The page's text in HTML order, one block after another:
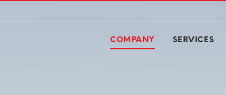
COMPANY SERVICES